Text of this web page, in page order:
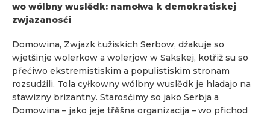
wo wólbny wuslědk: namołwa k demokratiskej
zwjazanosći
Domowina, Zwjazk Łužiskich Serbow, dźakuje so
wjetšinje wolerkow a wolerjow w Sakskej, kotřiž su so
přećiwo ekstremistiskim a populistiskim stronam
rozsudźili. Tola cyłkowny wólbny wuslědk je hladajo na
stawizny brizantny. Starosćimy so jako Serbja a
Domowina – jako jeje třěšna organizacija – wo přichod